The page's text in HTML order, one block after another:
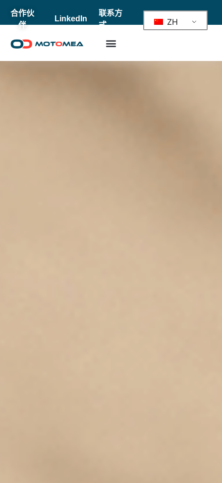
合作伙
伴
LinkedIn
联系方
式
ZH